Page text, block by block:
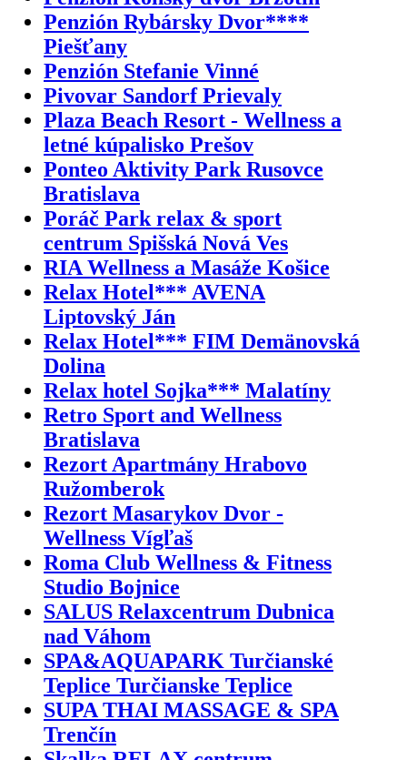
Penzión Rybársky Dvor****
Piešťany
Penzión Stefanie Vinné
Pivovar Sandorf Prievaly
Plaza Beach Resort - Wellness a
letné kúpalisko Prešov
Ponteo Aktivity Park Rusovce
Bratislava
Poráč Park relax & sport
centrum Spišská Nová Ves
RIA Wellness a Masáže Košice
Relax Hotel*** AVENA
Liptovský Ján
Relax Hotel*** FIM Demänovská
Dolina
Relax hotel Sojka*** Malatíny
Retro Sport and Wellness
Bratislava
Rezort Apartmány Hrabovo
Ružomberok
Rezort Masarykov Dvor -
Wellness Vígľaš
Roma Club Wellness & Fitness
Studio Bojnice
SALUS Relaxcentrum Dubnica
nad Váhom
SPA&AQUAPARK Turčianské
Teplice Turčianske Teplice
SUPA THAI MASSAGE & SPA
Trenčín